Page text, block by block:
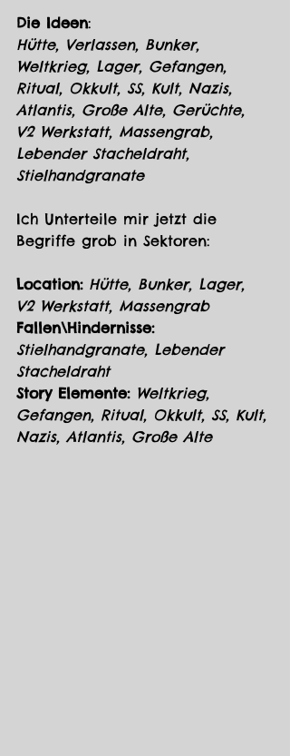
Die Ideen:
Hütte, Verlassen, Bunker,
Weltkrieg, Lager, Gefangen,
Ritual, Okkult, SS, Kult, Nazis,
Atlantis, Große Alte, Gerüchte,
V2 Werkstatt, Massengrab,
Lebender Stacheldraht,
Stielhandgranate
Ich Unterteile mir jetzt die
Begriffe grob in Sektoren:
Location: Hütte, Bunker, Lager,
V2 Werkstatt, Massengrab
Fallen\Hindernisse:
Stielhandgranate, Lebender
Stacheldraht
Story Elemente: Weltkrieg,
Gefangen, Ritual, Okkult, SS, Kult,
Nazis, Atlantis, Große Alte